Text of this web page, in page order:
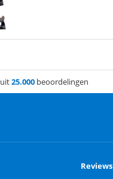
uit25.000 beoordelingen
Reviews